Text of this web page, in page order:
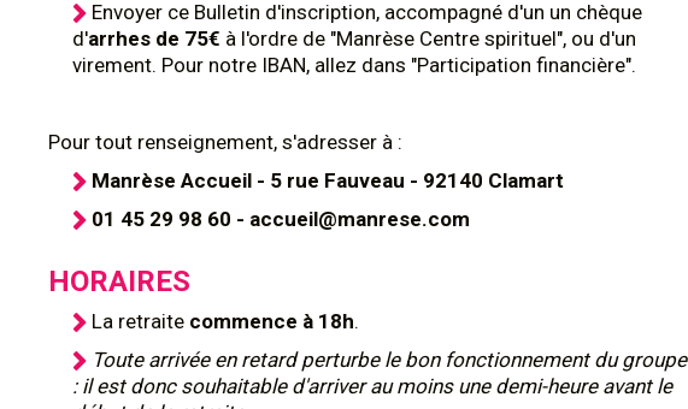
Envoyer ce Bulletin d'inscription, accompagné d'un un chèque
d'arrhes de 75€ à l'ordre de "Manrèse Centre spirituel", ou d'un
virement. Pour notre IBAN, allez dans "Participation financière".
Pour tout renseignement, s'adresser à :
Manrèse Accueil - 5 rue Fauveau - 92140 Clamart
01 45 29 98 60 - accueil@manrese.com
HORAIRES
La retraite commence à 18h.
Toute arrivée en retard perturbe le bon fonctionnement du groupe
: il est donc souhaitable d'arriver au moins une demi-heure avant le